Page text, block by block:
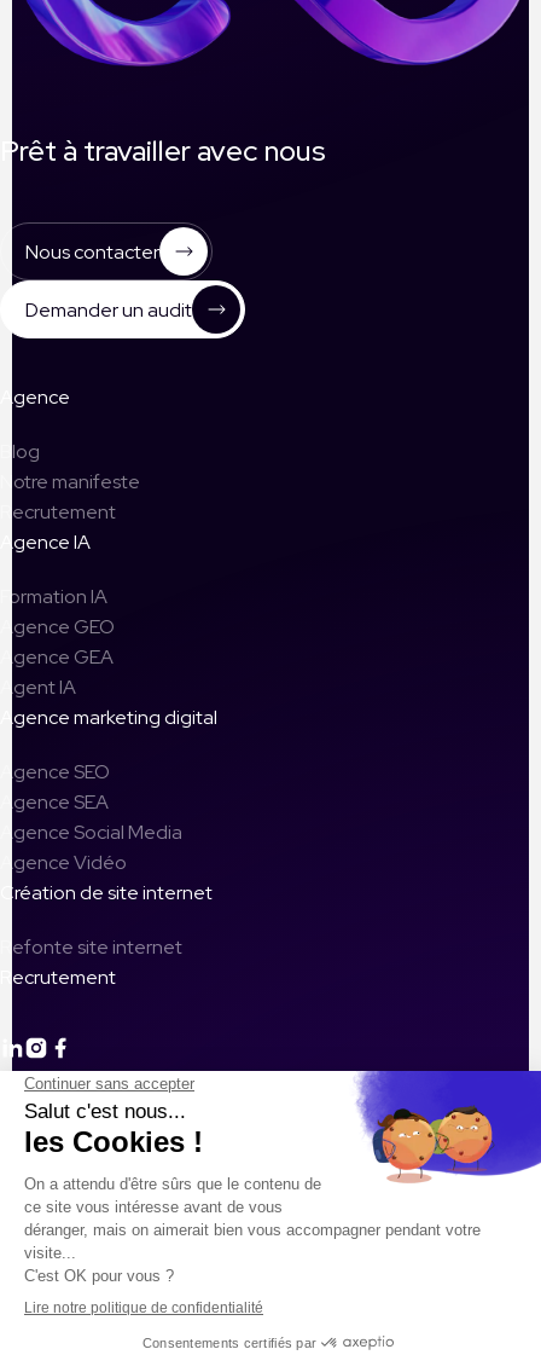
Prêt à travailler avec nous
Nous contacter
Demander un audit
Agence
Blog
Notre manifeste
Recrutement
Agence IA
Formation IA
Agence GEO
Agence GEA
Agent IA
Agence marketing digital
Agence SEO
Agence SEA
Agence Social Media
Agence Vidéo
Création de site internet
Refonte site internet
Recrutement
Les 5 Erreurs Fatales à Éviter Dans Votre Campagne Google
Ads
Défis du marketing digital 2026 pour les petites entreprises
Optimisation de la présence sur les plateformes sociales : Le
guide complet
Mentions légalesPolitique de confidentialité